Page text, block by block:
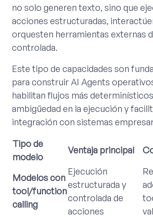
no solo generen texto, sino que
acciones estructuradas,
orquesten herramientas externas
controlada.
Este tipo de capacidades son
para construir AI Agents
habilitan flujos más
ambigüedad en la ejecución y
integración con sistemas
Tipo de
modelo
Ventaja principal
Modelos con
tool/function
calling
Ejecución
estructurada y
controlada de
acciones